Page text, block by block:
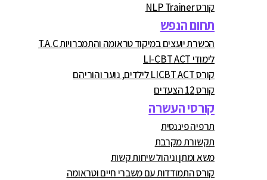
קורס NLP Trainer
תחום הנפש
הכשרת יועצים במיקוד טראומה והתמכרויות T.A.C
לימודי LI-CBT ACT
קורס LICBT ACT לילדים, נוער והוריהם
קורס 12 הצעדים
קורסי העשרה
תרפיה פיננסית
תקשורת מקרבת
משא ומתן וניהול שיחות קשות
קורס התמודדות עם משברי חיים וטראומה